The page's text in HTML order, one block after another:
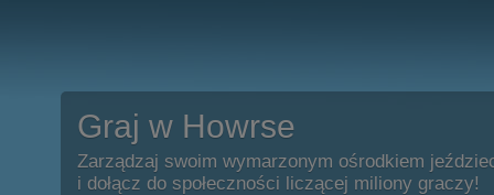
Graj w Howrse
Zarządzaj swoim wymarzonym ośrodkiem
i dołącz do społeczności liczącej miliony graczy!